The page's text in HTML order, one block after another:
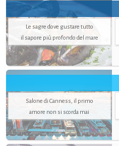
Le sagre dove gustare tutto
il sapore più profondo del mare
Salone di Canness, il primo
amore non si scorda mai